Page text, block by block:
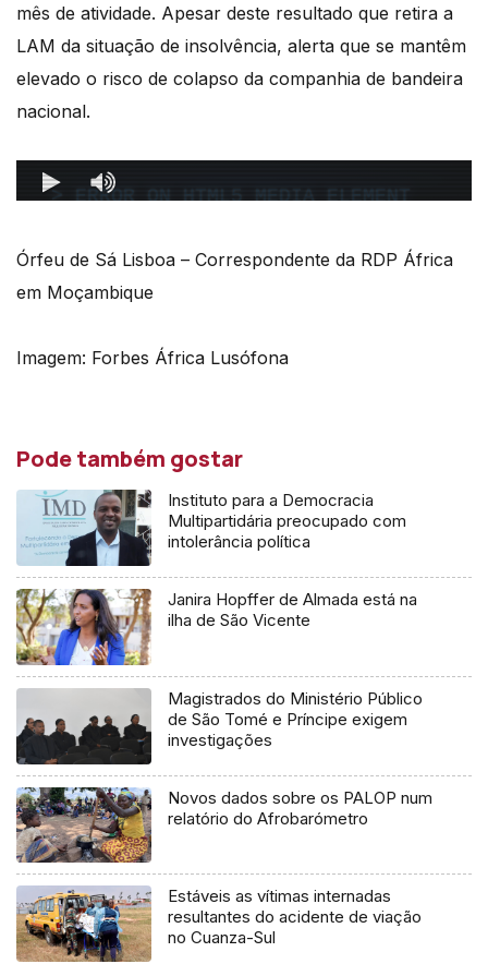
mês de atividade. Apesar deste resultado que retira a
LAM da situação de insolvência, alerta que se mantêm
elevado o risco de colapso da companhia de bandeira
nacional.
Órfeu de Sá Lisboa – Correspondente da RDP África
em Moçambique
Imagem: Forbes África Lusófona
Pode também gostar
Instituto para a Democracia
Multipartidária preocupado com
intolerância política
Janira Hopffer de Almada está na
ilha de São Vicente
Magistrados do Ministério Público
de São Tomé e Príncipe exigem
investigações
Novos dados sobre os PALOP num
relatório do Afrobarómetro
Estáveis as vítimas internadas
resultantes do acidente de viação
no Cuanza-Sul